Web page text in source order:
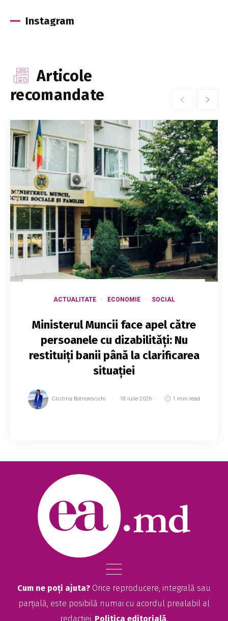
Instagram
Articole
recomandate
ACTUALITATE ECONOMIE SOCIAL
Ministerul Muncii face apel către
persoanele cu dizabilități: Nu
restituiți banii până la clarificarea
situației
Cristina Botnarevschi 18 iulie 2026 1 min read
sociale să nu achite sumele solicitate pâ...
Cum ne poți ajuta? Orice reproducere, integrală sau
parțială, este posibilă numai cu acordul prealabil al
redacției. Politica editorială.